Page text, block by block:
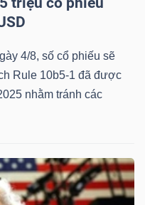
4/8, số cổ phiếu sẽ
Rule 10b5-1 đã được
nhằm tránh các